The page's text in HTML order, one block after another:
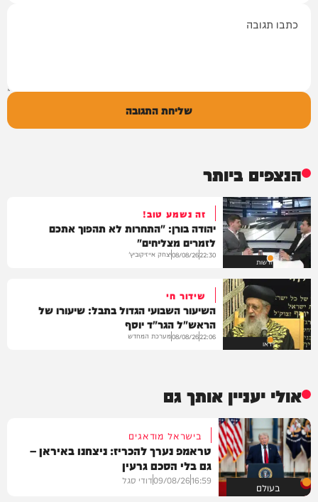
שליחת התגובה
הנצפים ביותר
חדשות
זה נשמע טוב!
יהודה בורן: "התחרות לא תהפוך אתכם
לזמרים מצליחים"
22:30
08/08/26יצחק אייזיקוביץ'
וידאו
שידור חי
השיעור השבועי הגדול בתבל: שיעורו של
הראש"ל הגר"ד יוסף
22:06
08/08/26מערכת המחדש
אולי יעניין אותך גם
בעולם
בישראל מודאגים
טראמפ נערך להכריז: ניצחנו באיראן –
גם בלי הסכם גרעין
16:59
09/08/26דודי סגל